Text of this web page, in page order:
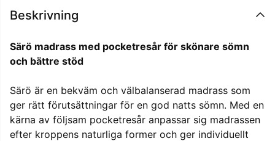
Beskrivning
Särö madrass med pocketresår för skönare sömn
och bättre stöd
Särö är en bekväm och välbalanserad madrass som
ger rätt förutsättningar för en god natts sömn. Med en
kärna av följsam pocketresår anpassar sig madrassen
efter kroppens naturliga former och ger individuellt